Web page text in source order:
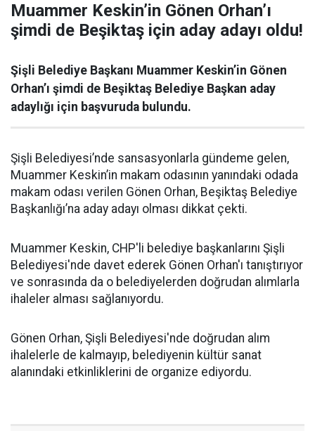
Muammer Keskin’in Gönen Orhan’ı
şimdi de Beşiktaş için aday adayı oldu!
Şişli Belediye Başkanı Muammer Keskin’in Gönen
Orhan’ı şimdi de Beşiktaş Belediye Başkan aday
adaylığı için başvuruda bulundu.
Şişli Belediyesi’nde sansasyonlarla gündeme gelen,
Muammer Keskin’in makam odasının yanındaki odada
makam odası verilen Gönen Orhan, Beşiktaş Belediye
Başkanlığı’na aday adayı olması dikkat çekti.
Muammer Keskin, CHP'li belediye başkanlarını Şişli
Belediyesi'nde davet ederek Gönen Orhan'ı tanıştırıyor
ve sonrasında da o belediyelerden doğrudan alımlarla
ihaleler alması sağlanıyordu.
Gönen Orhan, Şişli Belediyesi'nde doğrudan alım
ihalelerle de kalmayıp, belediyenin kültür sanat
alanındaki etkinliklerini de organize ediyordu.